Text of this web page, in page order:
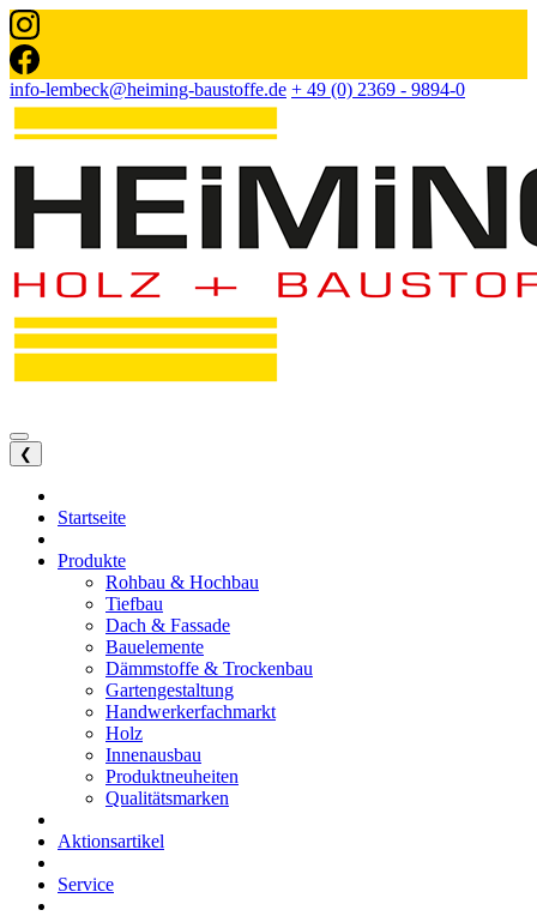
info-lembeck@heiming-baustoffe.de + 49 (0) 2369 - 9894-0
❮
Startseite
Produkte
Rohbau & Hochbau
Tiefbau
Dach & Fassade
Bauelemente
Dämmstoffe & Trockenbau
Gartengestaltung
Handwerkerfachmarkt
Holz
Innenausbau
Produktneuheiten
Qualitätsmarken
Aktionsartikel
Service